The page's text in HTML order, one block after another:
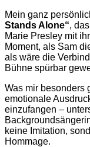
Mein ganz
Stands Alone“,
Marie Presley mit
Moment, als Sam
als wäre die
Bühne spürbar
Was mir besonders
emotionale
einzufangen –
keine Imitation,
Hommage.